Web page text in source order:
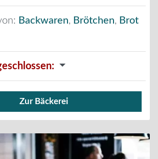
Backwaren, Brötchen, Brot
:
Zur Bäckerei